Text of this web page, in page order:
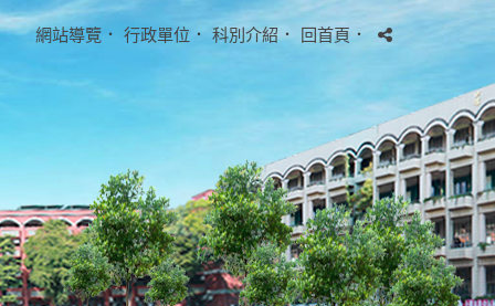
網站導覽 ． 行政單位 ． 科別介紹． 回首頁．